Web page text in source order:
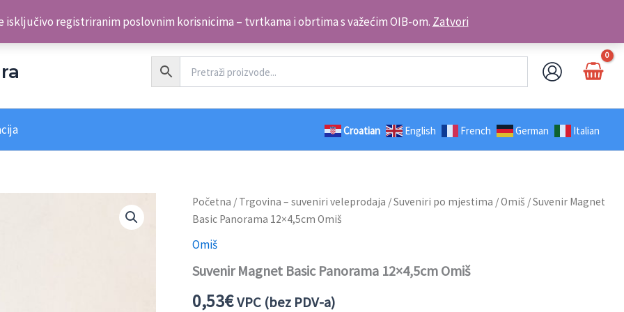
isključivo registriranim poslovnim korisnicima – tvrtkama i obrtima s važećim OIB-om. ZatvoriKontakt telefon: +385 98 179 3891
Croatian English French German Italian
Početna / Trgovina – suveniri veleprodaja /Suveniri po mjestima /Omiš / Suvenir Magnet
Basic Panorama 12×4,5cm Omiš
Omiš
Suvenir Magnet Basic Panorama 12×4,5cm Omiš
0,53€VPC (bez PDV-a)